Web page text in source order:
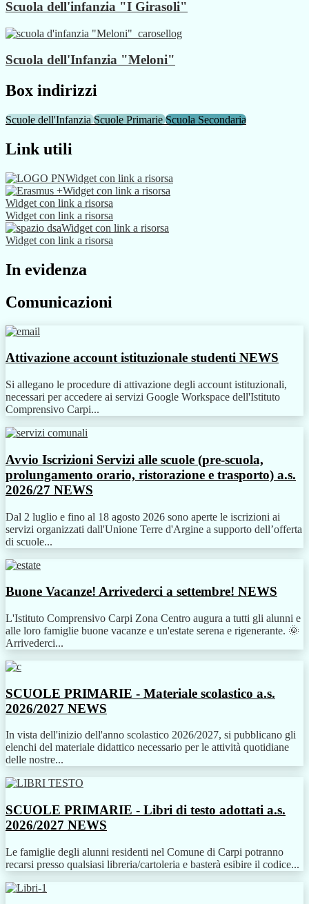
Scuola dell'infanzia "I Girasoli"
Scuola dell'Infanzia "Meloni"
Box indirizzi
Scuole dell'InfanziaScuole PrimarieScuola Secondaria
Link utili
Widget con link a risorsa
Widget con link a risorsa
Widget con link a risorsa
Widget con link a risorsa
Widget con link a risorsa
Widget con link a risorsa
In evidenza
Comunicazioni
Attivazione account istituzionale studenti NEWS
Si allegano le procedure di attivazione degli account istituzionali,
necessari per accedere ai servizi Google Workspace dell'Istituto
Comprensivo Carpi...
Avvio Iscrizioni Servizi alle scuole (pre-scuola,
prolungamento orario, ristorazione e trasporto) a.s.
2026/27 NEWS
Dal 2 luglio e fino al 18 agosto 2026 sono aperte le iscrizioni ai
servizi organizzati dall'Unione Terre d'Argine a supporto dell’offerta
di scuole...
Buone Vacanze! Arrivederci a settembre! NEWS
L'Istituto Comprensivo Carpi Zona Centro augura a tutti gli alunni e
alle loro famiglie buone vacanze e un'estate serena e rigenerante. 🌞
Arrivederci...
SCUOLE PRIMARIE - Materiale scolastico a.s.
2026/2027 NEWS
In vista dell'inizio dell'anno scolastico 2026/2027, si pubblicano gli
elenchi del materiale didattico necessario per le attività quotidiane
delle nostre...
SCUOLE PRIMARIE - Libri di testo adottati a.s.
2026/2027 NEWS
Le famiglie degli alunni residenti nel Comune di Carpi potranno
recarsi presso qualsiasi libreria/cartoleria e basterà esibire il codice...